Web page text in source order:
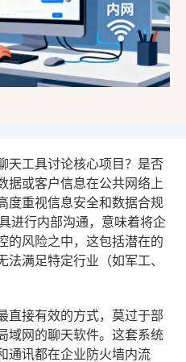
天工具讨论核心项目？是否
据或客户信息在公共网络上
度重视信息安全和数据合规
进行内部沟通，意味着将企
的风险之中，这包括潜在的
满足特定行业（如军工、
直接有效的方式，莫过于部
域网的聊天软件。这套系统
通讯都在企业防火墙内流